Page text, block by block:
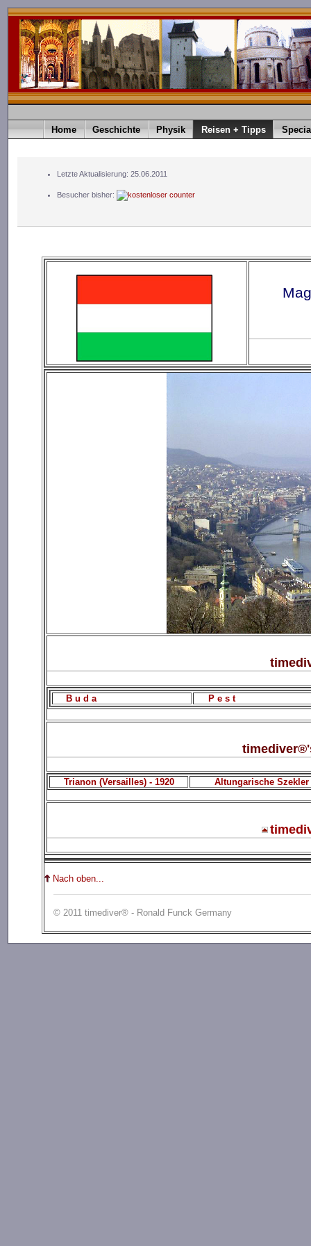
Home Geschichte Physik Reisen + Tipps
Letzte Aktualisierung: 25.06.2011
Besucher bisher:
B u d a P e s t
Trianon (Versailles) - 1920 Altungarische
Nach oben...
© 2011 timediver® - Ronald Funck Germany